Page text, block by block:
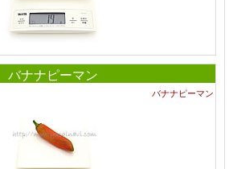
バナナピーマン
バナナピーマン